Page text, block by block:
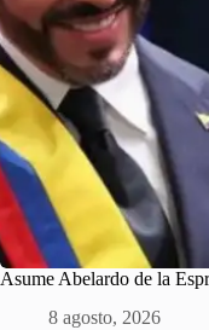
Asume Abelardo de la
8 agosto, 2026